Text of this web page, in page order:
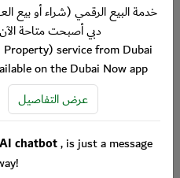
خدمة البيع الرقمي (شراء أو بيع
دبي أصبحت متاحة
service from Dubai
on the Dubai Now app
عرض التفاصيل
chatbot, is just a message